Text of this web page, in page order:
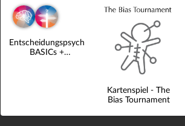
Entscheidungspsychologie
BASICs +
Kartenspiel - The
Bias Tournament